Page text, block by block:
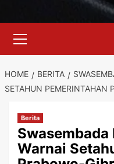
Menu
HOME BERITA
SETAHUN PEMERINTAHAN
Berita
Swasembada
Warnai